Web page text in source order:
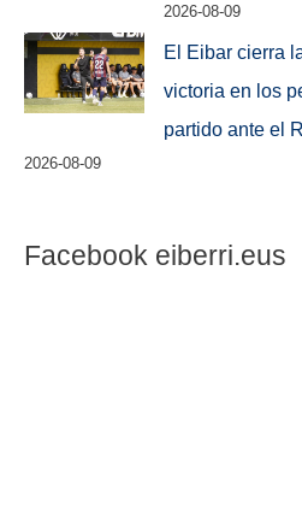
2026-08-09
El Eibar cierra
victoria en los
partido ante el
2026-08-09
Facebook eiberri.eus